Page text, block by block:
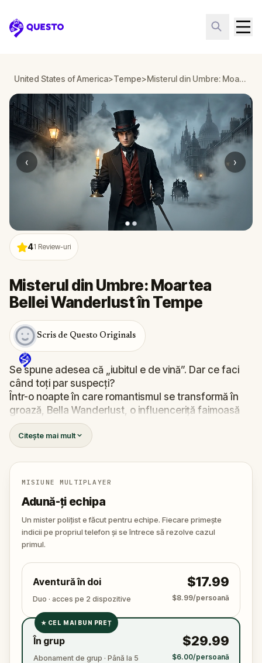
Questo
United States of America>Tempe> Misterul din Umbre: Moartea Bellei Wanderlust în Tempe
‹ ›
41 Review-uri
Misterul din Umbre: Moartea
Bellei Wanderlust în Tempe
Scris de Questo Originals
Se spune adesea că „iubitul e de vină”. Dar ce faci
când toți par suspecți?
Într-o noapte în care romantismul se transformă în
groază, Bella Wanderlust, o influenceriță faimoasă
pentru aventurile ei prin lume, este găsită moartă în
mijlocul unui tur de fantome. Ghidul? Nimeni altul
decât Percy Shadows, un personaj la fel de teatral
pe cât e de enigmatic.
Cine e criminalul? Walter, iubitul gelos și imprevizibil?
poate o altă prezență, bine ascunsă în umbrele
orașului?
🔍 E timpul să intri în joc. Adună indicii, urmărește
fiecare gest, pune întrebările potrivite și leagă firele
vedere. Nu uita să ai la tine un pix și o foaie –
adevărul e în detalii.
Citește mai mult
MISIUNE MULTIPLAYER
Adună-ți echipa
Un mister polițist e făcut pentru echipe. Fiecare primește
indicii pe propriul telefon și se întrece să rezolve cazul
primul.
Aventură în doi
Duo · acces pe 2 dispozitive
$17.99
$8.99/persoană
✓
✓
★ CEL MAI BUN PREȚ
În grup
Abonament de grup · Până la 5
$29.99
$6.00/persoană